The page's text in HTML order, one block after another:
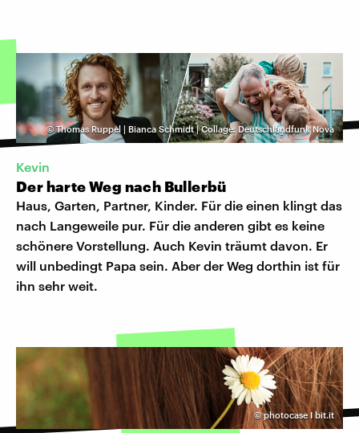
©Thomas Ruppel | Bianca Schmidt | Collage: Deutschlandfunk Nova
Kevin
Der harte Weg nach Bullerbü
Haus, Garten, Partner, Kinder. Für die einen klingt das
nach Langeweile pur. Für die anderen gibt es keine
schönere Vorstellung. Auch Kevin träumt davon. Er
will unbedingt Papa sein. Aber der Weg dorthin ist für
ihn sehr weit.
©photocase I bit.it